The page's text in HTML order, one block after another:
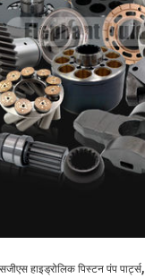
हाइड्रोलिक पिस्टन पंप पार्ट्स,